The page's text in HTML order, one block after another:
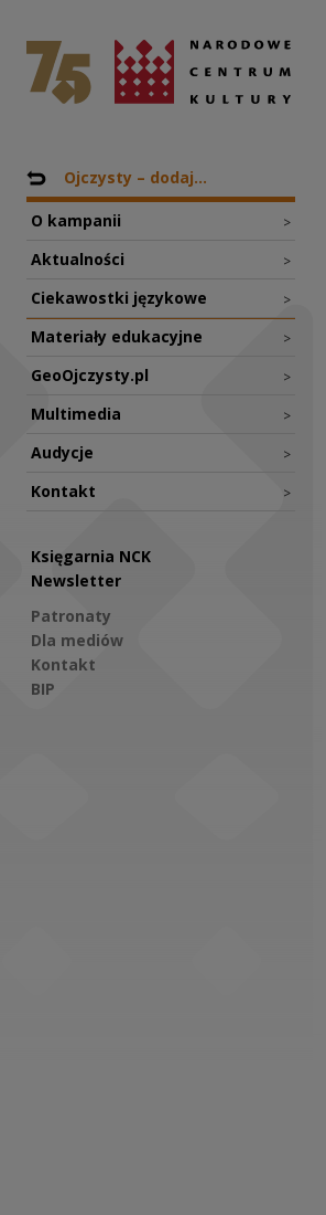
BIERNIK
Narodowe Centrum Kultury
Nawigacja
Powrót do: Projekty
Ojczysty – dodaj...
O kampanii >
Aktualności >
Ciekawostki językowe >
Materiały edukacyjne >
GeoOjczysty.pl >
Multimedia >
Audycje >
Kontakt >
Księgarnia NCK
Newsletter
Patronaty
Dla mediów
Kontakt
BIP